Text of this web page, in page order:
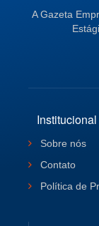
A Gazeta
Institucional
Sobre nós
Contato
Política de